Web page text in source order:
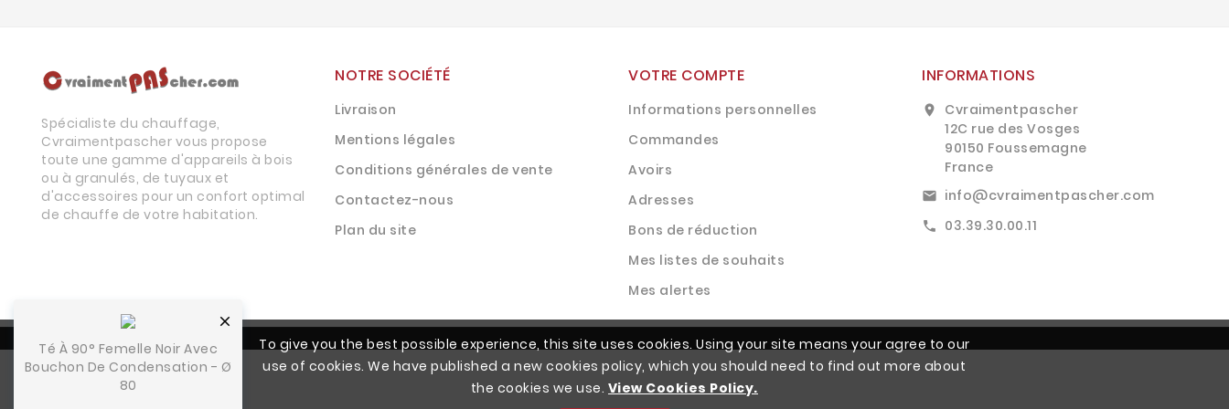
To give you the best possible experience, this site uses cookies. Using your site means your agree to our
use of cookies. We have published a new cookies policy, which you should need to find out more about
the cookies we use. View Cookies Policy.

Té À 90° Femelle Noir Avec
Bouchon De Condensation - Ø
80
Spécialiste du chauffage,
Cvraimentpascher vous propose
toute une gamme d'appareils à bois
ou à granulés, de tuyaux et
d'accessoires pour un confort optimal
de chauffe de votre habitation.
NOTRE SOCIÉTÉ
Livraison
Mentions légales
Conditions générales de vente
Contactez-nous
Plan du site
VOTRE COMPTE
Informations personnelles
Commandes
Avoirs
Adresses
Bons de réduction
Mes listes de souhaits
Mes alertes
INFORMATIONS
location_on
Cvraimentpascher
12C rue des Vosges
90150 Foussemagne
France
email info@cvraimentpascher.com
call 03.39.30.00.11